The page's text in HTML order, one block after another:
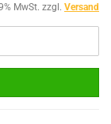
MwSt. zzgl. Versand